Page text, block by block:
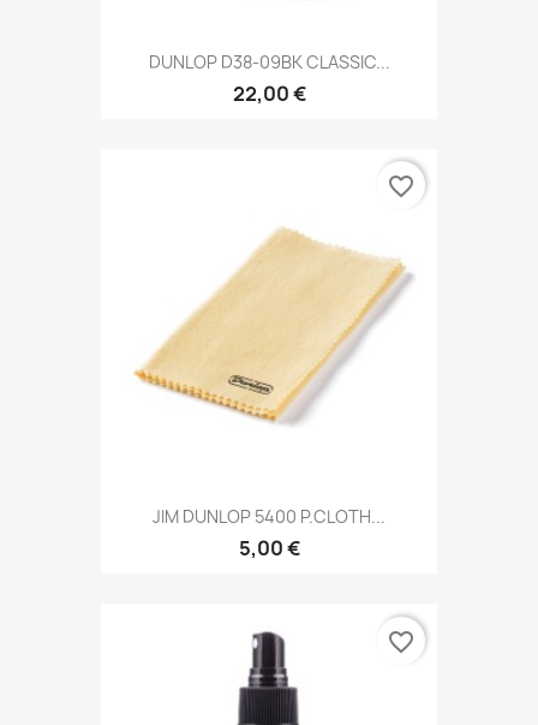
DUNLOP D38-09BK CLASSIC...
22,00 €
JIM DUNLOP 5400 P.CLOTH...
5,00 €
favorite_border
favorite_border